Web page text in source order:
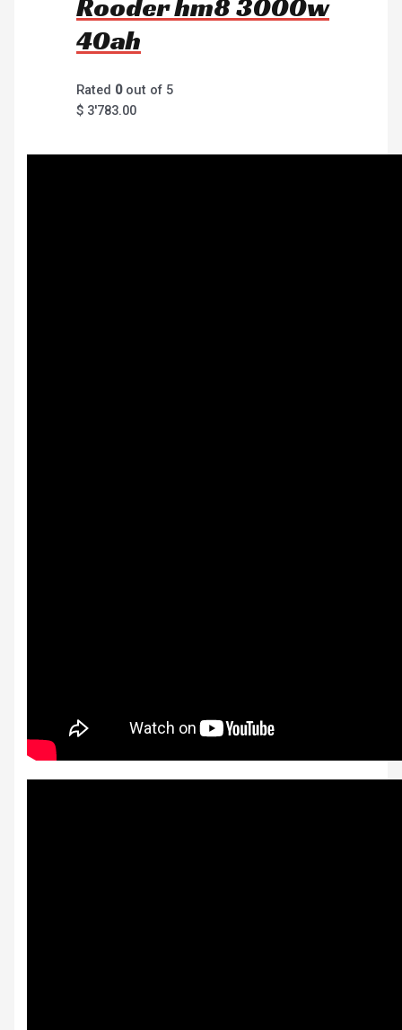
Rooder hm8 3000w
40ah
Rated 0out of 5
$ 3'783.00